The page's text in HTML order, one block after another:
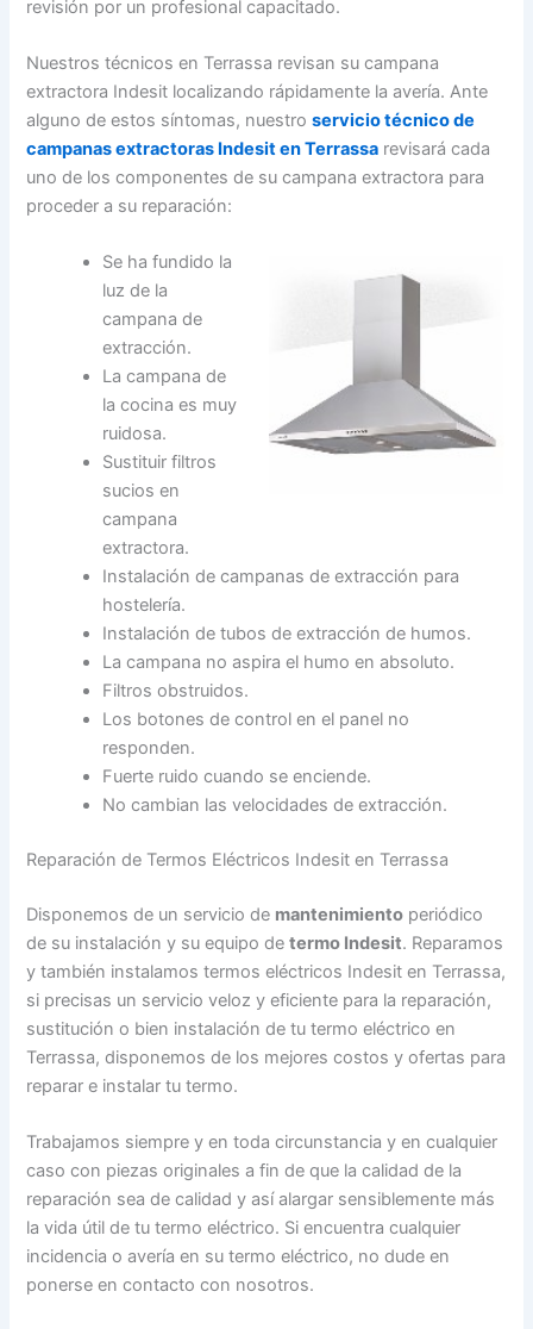
revisión por un profesional capacitado.
Nuestros técnicos en Terrassa revisan su campana
extractora Indesit localizando rápidamente la avería. Ante
alguno de estos síntomas, nuestroservicio técnico de
campanas extractoras Indesit en Terrassa revisará cada
uno de los componentes de su campana extractora para
proceder a su reparación:
Se ha fundido la
luz de la
campana de
extracción.
La campana de
la cocina es muy
ruidosa.
Sustituir filtros
sucios en
campana
extractora.
Instalación de campanas de extracción para
hostelería.
Instalación de tubos de extracción de humos.
La campana no aspira el humo en absoluto.
Filtros obstruidos.
Los botones de control en el panel no
responden.
Fuerte ruido cuando se enciende.
No cambian las velocidades de extracción.
Reparación de Termos Eléctricos Indesit en Terrassa
Disponemos de un servicio de mantenimiento periódico
de su instalación y su equipo determo Indesit. Reparamos
y también instalamos termos eléctricos Indesit en Terrassa,
si precisas un servicio veloz y eficiente para la reparación,
sustitución o bien instalación de tu termo eléctrico en
Terrassa, disponemos de los mejores costos y ofertas para
reparar e instalar tu termo.
Trabajamos siempre y en toda circunstancia y en cualquier
caso con piezas originales a fin de que la calidad de la
reparación sea de calidad y así alargar sensiblemente más
la vida útil de tu termo eléctrico. Si encuentra cualquier
incidencia o avería en su termo eléctrico, no dude en
ponerse en contacto con nosotros.